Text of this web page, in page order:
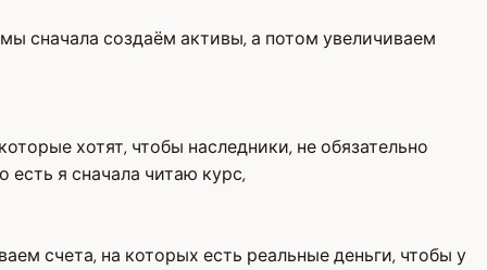
сначала создаём активы, а потом увеличиваем
хотят, чтобы наследники, не обязательно
я сначала читаю курс,
счета, на которых есть реальные деньги, чтобы у